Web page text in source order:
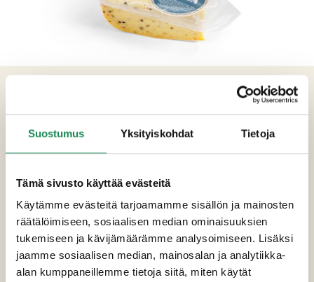
Suostumus Yksityiskohdat Tietoja
Tämä sivusto käyttää evästeitä
Käytämme evästeitä tarjoamamme sisällön ja mainosten
räätälöimiseen, sosiaalisen median ominaisuuksien
tukemiseen ja kävijämäärämme analysoimiseen. Lisäksi
jaamme sosiaalisen median, mainosalan ja analytiikka-
alan kumppaneillemme tietoja siitä, miten käytät
Ainesosat
Pakkauskoot
Erikoisruokavaliot
Ravintosisältö